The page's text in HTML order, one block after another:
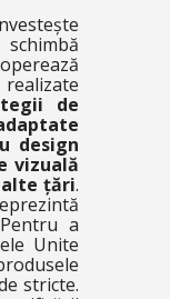
de
design
vizuală
țări.
a
Unite
stricte.